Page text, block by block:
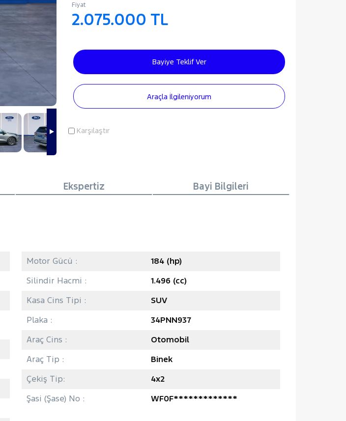
Fiyat
2.075.000 TL
Bayiye Teklif Ver
Araçla İlgileniyorum
Karşılaştır
Ekspertiz Bayi Bilgileri
Motor Gücü :
184 (hp)
Silindir Hacmi :
1.496 (cc)
Kasa Cins Tipi :
SUV
Plaka :
34PNN937
Araç Cins :
Otomobil
Araç Tip :
Binek
Çekiş Tip:
4x2
Şasi (Şase) No :
WF0F*************